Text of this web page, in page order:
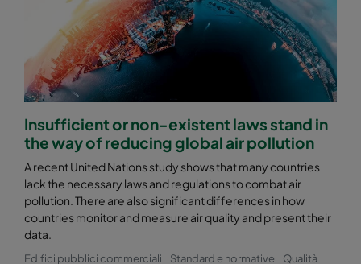
Insufficient or non-existent laws stand in
the way of reducing global air pollution
A recent United Nations study shows that many countries
lack the necessary laws and regulations to combat air
pollution. There are also significant differences in how
countries monitor and measure air quality and present their
data.
Edifici pubblici commerciali Standard e normative
Qualità